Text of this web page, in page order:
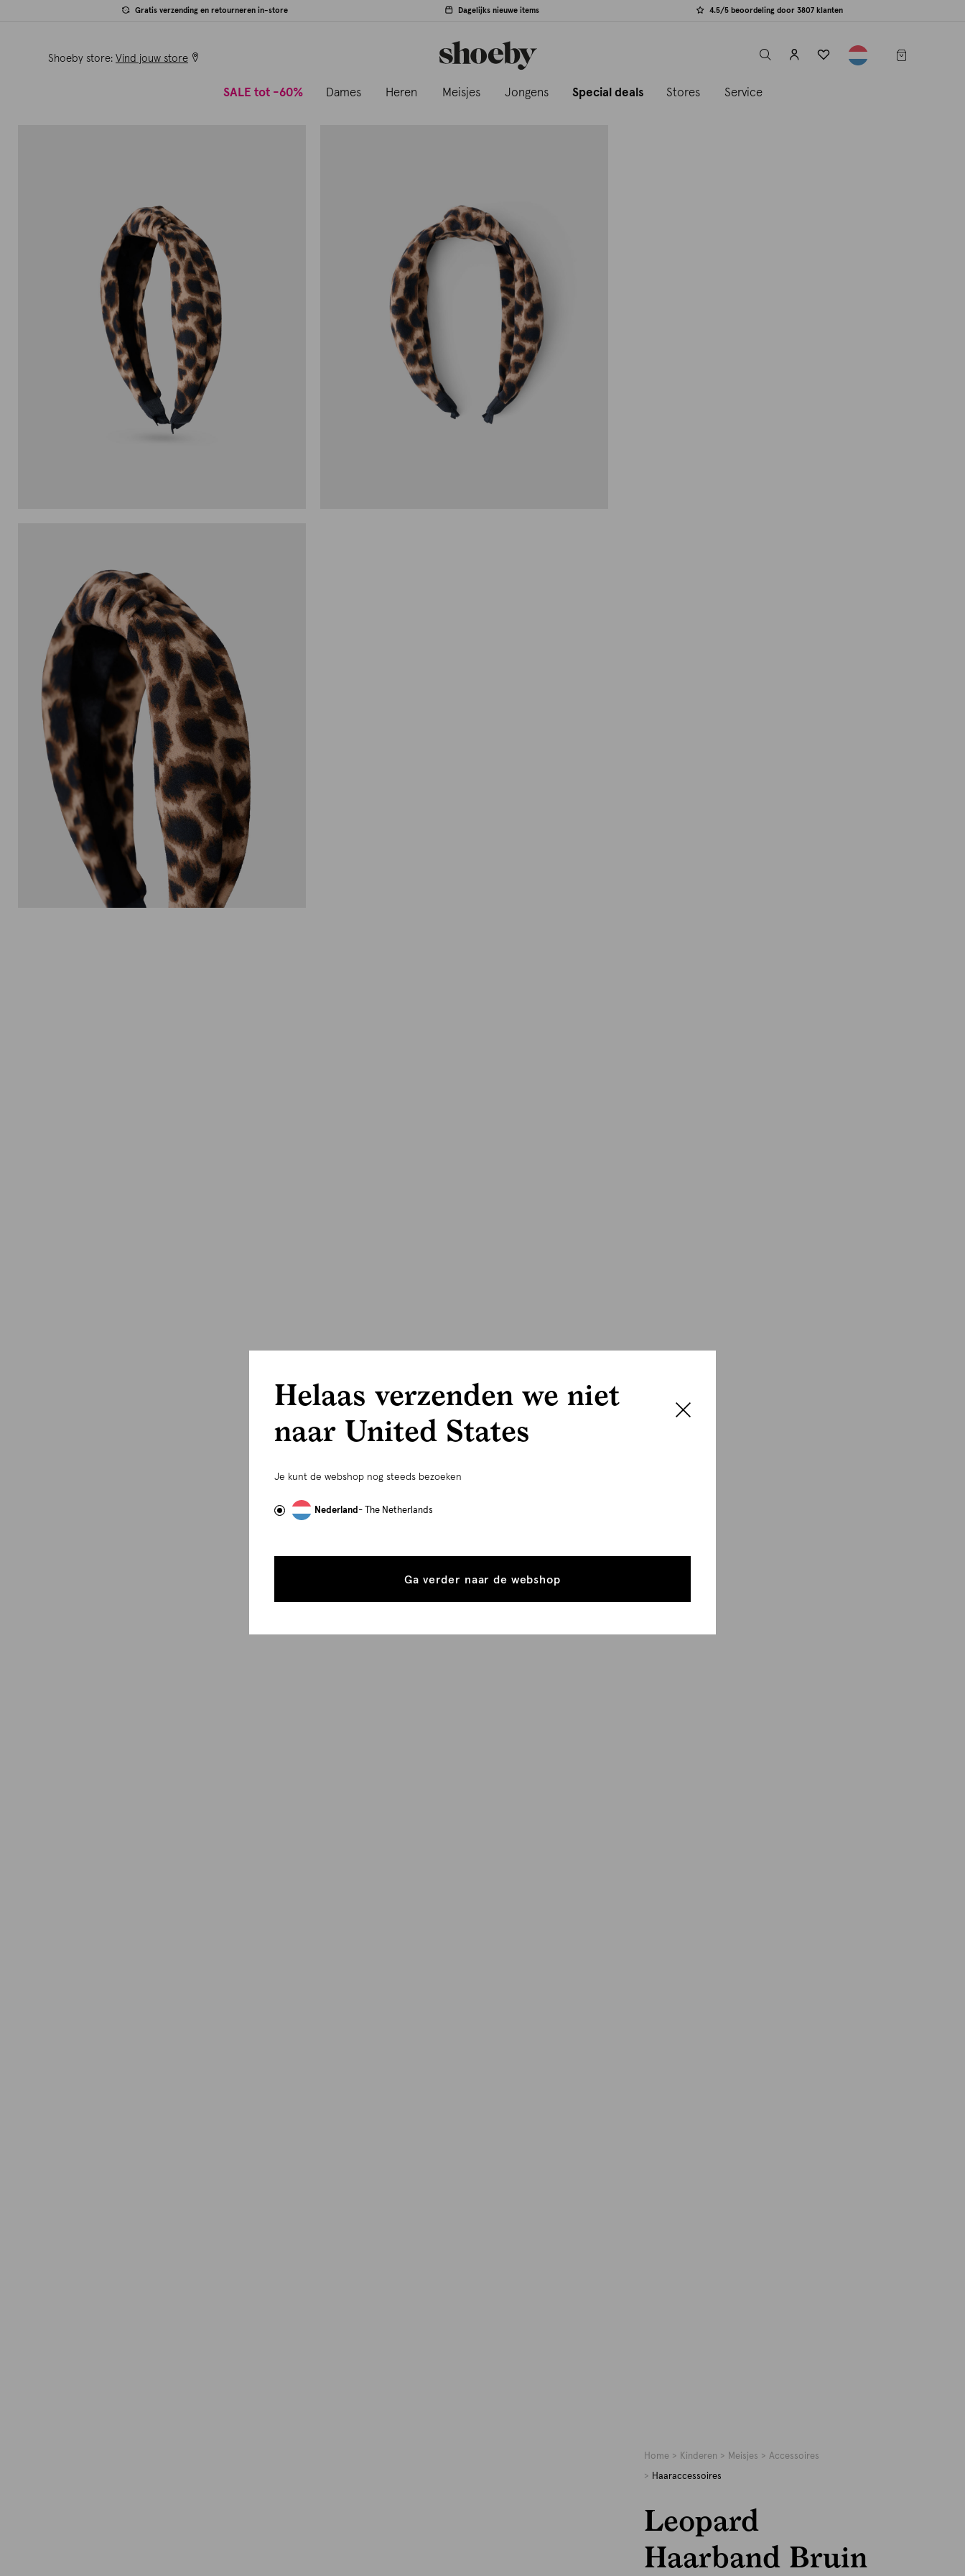
Gratis verzending en retourneren in-store Dagelijks nieuwe items 4.5/5 beoordeling door 3807 klanten
Shoeby store: Vind jouw store
label.header.toggle
SALE tot -60% Dames Heren Meisjes Jongens Special deals Stores Service
Home Kinderen Meisjes Accessoires
Haaraccessoires
Leopard
Haarband Bruin
Helaas verzenden we niet
naar United States
Je kunt de webshop nog steeds bezoeken
Nederland- The Netherlands
Ga verder naar de webshop